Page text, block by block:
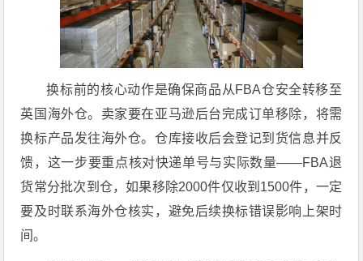
换标前的核心动作是确保商品从FBA仓安全转移至
英国海外仓。卖家要在亚马逊后台完成订单移除，将需
换标产品发往海外仓。仓库接收后会登记到货信息并反
馈，这一步要重点核对快递单号与实际数量——FBA退
货常分批次到仓，如果移除2000件仅收到1500件，一定
要及时联系海外仓核实，避免后续换标错误影响上架时
间。